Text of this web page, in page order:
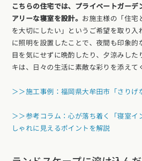
こちらの住宅では、プライベートガーデ
アリーな寝室を設計。 お施主様の「住宅
を大切にしたい」というご希望を取り入
に照明を設置したことで、夜間も印象的
目を気にせずに晩酌したり、夕涼みした
キは、日々の生活に素敵な彩りを添えて
＞＞施工事例：福岡県大牟田市「さりげ
＞＞参考コラム：心が落ち着く「寝室イ
しゃれに見えるポイントを解説